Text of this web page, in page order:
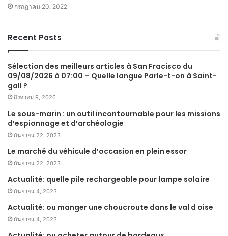
กรกฎาคม 20, 2022
Recent Posts
Sélection des meilleurs articles à San Fracisco du
09/08/2026 à 07:00 – Quelle langue Parle-t-on à Saint-
gall ?
สิงหาคม 9, 2026
Le sous-marin : un outil incontournable pour les missions
d’espionnage et d’archéologie
กันยายน 22, 2023
Le marché du véhicule d’occasion en plein essor
กันยายน 22, 2023
Actualité: quelle pile rechargeable pour lampe solaire
กันยายน 4, 2023
Actualité: ou manger une choucroute dans le val d oise
กันยายน 4, 2023